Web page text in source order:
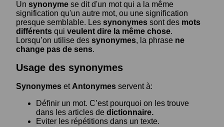
Un synonyme se dit d'un mot qui a la même
signification qu'un autre mot, ou une signification
presque semblable. Les synonymes sont des mots
différents qui veulent dire la même chose.
Lorsqu’on utilise des synonymes, la phrase ne
change pas de sens.
Usage des synonymes
Synonymes et Antonymes servent à:
Définir un mot. C’est pourquoi on les trouve
dans les articles de dictionnaire.
Eviter les répétitions dans un texte.